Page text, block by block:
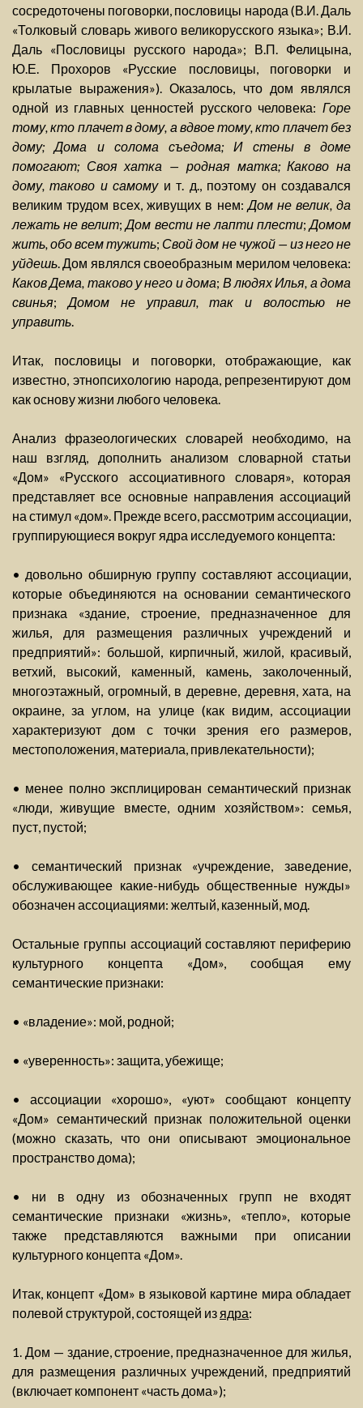
сосредоточены поговорки, пословицы народа (В.И. Даль
«Толковый словарь живого великорусского языка»; В.И.
Даль «Пословицы русского народа»; В.П. Фелицына,
Ю.Е. Прохоров «Русские пословицы, поговорки и
крылатые выражения»). Оказалось, что дом являлся
одной из главных ценностей русского человека: Горе
тому, кто плачет в дому, а вдвое тому, кто плачет без
дому; Дома и солома съедома; И стены в доме
помогают; Своя хатка — родная матка; Каково на
дому, таково и самомуи т. д., поэтому он создавался
великим трудом всех, живущих в нем:Дом не велик, да
лежать не велит;Дом вести не лапти плести;Домом
жить, обо всем тужить; Свой дом не чужой — из него не
уйдешь. Дом являлся своеобразным мерилом человека:
Каков Дема, таково у него и дома; В людях Илья, а дома
свинья;Домом не управил, так и волостью не
управить.
Итак, пословицы и поговорки, отображающие, как
известно, этнопсихологию народа, репрезентируют дом
как основу жизни любого человека.
Анализ фразеологических словарей необходимо, на
наш взгляд, дополнить анализом словарной статьи
«Дом» «Русского ассоциативного словаря», которая
представляет все основные направления ассоциаций
на стимул «дом». Прежде всего, рассмотрим ассоциации,
группирующиеся вокруг ядра исследуемого концепта:
• довольно обширную группу составляют ассоциации,
которые объединяются на основании семантического
признака «здание, строение, предназначенное для
жилья, для размещения различных учреждений и
предприятий»: большой, кирпичный, жилой, красивый,
ветхий, высокий, каменный, камень, заколоченный,
многоэтажный, огромный, в деревне, деревня, хата, на
окраине, за углом, на улице (как видим, ассоциации
характеризуют дом с точки зрения его размеров,
местоположения, материала, привлекательности);
• менее полно эксплицирован семантический признак
«люди, живущие вместе, одним хозяйством»: семья,
пуст, пустой;
• семантический признак «учреждение, заведение,
обслуживающее какие-нибудь общественные нужды»
обозначен ассоциациями: желтый, казенный, мод.
Остальные группы ассоциаций составляют периферию
культурного концепта «Дом», сообщая ему
семантические признаки:
• «владение»: мой, родной;
• «уверенность»: защита, убежище;
• ассоциации «хорошо», «уют» сообщают концепту
«Дом» семантический признак положительной оценки
(можно сказать, что они описывают эмоциональное
пространство дома);
• ни в одну из обозначенных групп не входят
семантические признаки «жизнь», «тепло», которые
также представляются важными при описании
культурного концепта «Дом».
Итак, концепт «Дом» в языковой картине мира обладает
полевой структурой, состоящей из ядра:
1. Дом — здание, строение, предназначенное для жилья,
для размещения различных учреждений, предприятий
(включает компонент «часть дома»);